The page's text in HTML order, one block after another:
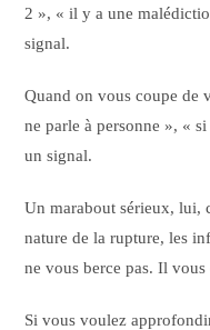
2 », « il y a une
signal.
Quand on vous coupe de
ne parle à personne », «
un signal.
Un marabout sérieux, lui,
nature de la rupture, les
ne vous berce pas. Il
Si vous voulez